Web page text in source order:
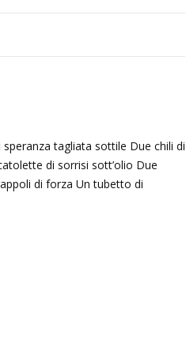
tagliata sottile Due chili di
di sorrisi sott’olio Due
di forza Un tubetto di